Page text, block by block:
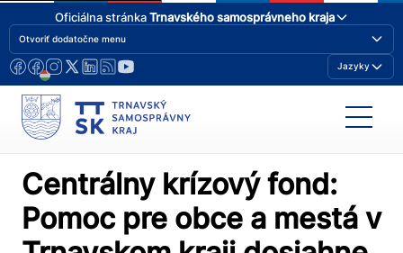
Oficiálna stránkaTrnavského samosprávneho kraja
Otvoriť dodatočne menu
Jazyky
Centrálny krízový fond:
Pomoc pre obce a mestá v